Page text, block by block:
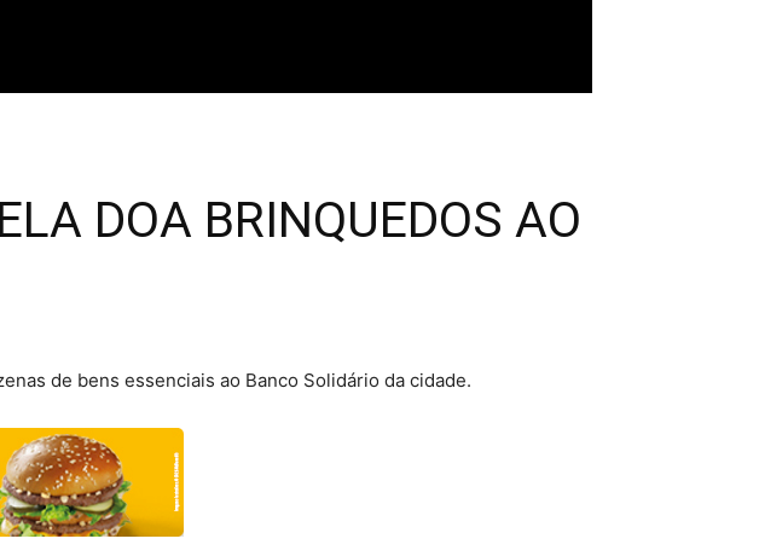
DOA BRINQUEDOS AO
de bens essenciais ao Banco Solidário da cidade.